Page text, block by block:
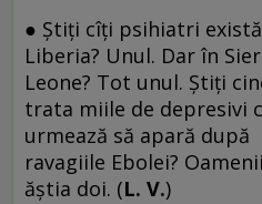
● Ştiţi cîţi psihiatri
Liberia? Unul. Dar în
Leone? Tot unul. Ştiţi
trata miile de depresivi
urmează să apară după
ravagiile Ebolei? Oamenii
ăştia doi. (L. V.)